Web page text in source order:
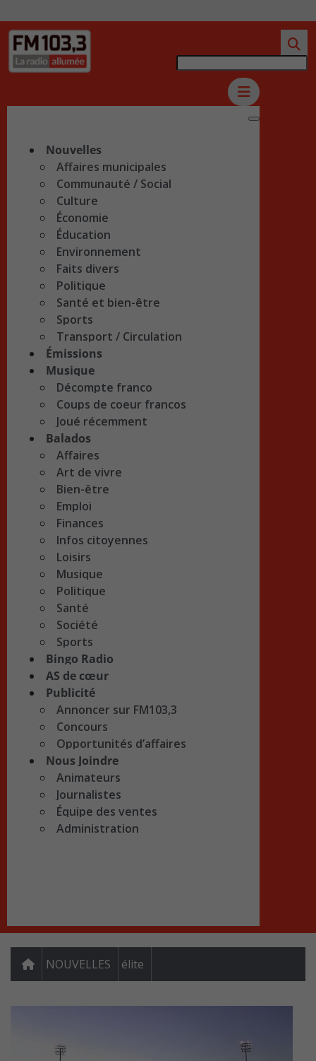
Nouvelles
Affaires municipales
Communauté / Social
Culture
Économie
Éducation
Environnement
Faits divers
Politique
Santé et bien-être
Sports
Transport / Circulation
Émissions
Musique
Décompte franco
Coups de coeur francos
Joué récemment
Balados
Affaires
Art de vivre
Bien-être
Emploi
Finances
Infos citoyennes
Loisirs
Musique
Politique
Santé
Société
Sports
Bingo Radio
AS de cœur
Publicité
Annoncer sur FM103,3
Concours
Opportunités d’affaires
Nous Joindre
Animateurs
Journalistes
Équipe des ventes
Administration
NOUVELLES élite